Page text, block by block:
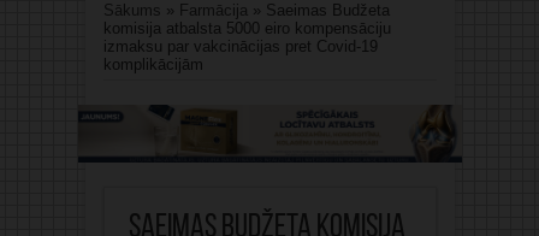
Sākums » Farmācija» Saeimas Budžeta
komisija atbalsta 5000 eiro kompensāciju
izmaksu par vakcinācijas pret Covid-19
komplikācijām
Saeimas Budžeta komisija